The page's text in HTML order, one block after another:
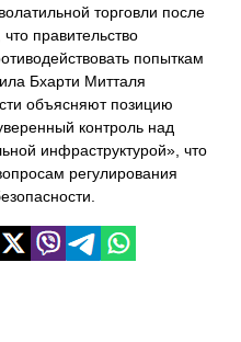
торговли после
правительство
попыткам
Бхарти Митталя
объясняют позицию
контроль над
инфраструктурой», что
регулирования